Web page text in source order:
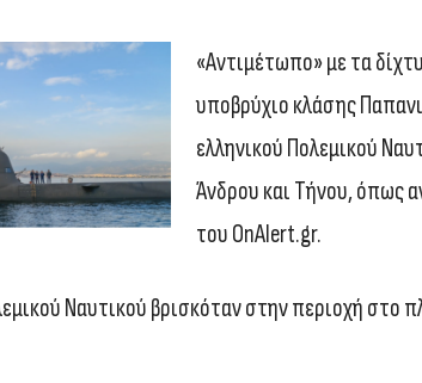
«Αντιμέτωπο» με τα
υποβρύχιο κλάσης
ελληνικού Πολεμικού
Άνδρου και Τήνου, όπως
του OnAlert.gr.
Ναυτικού βρισκόταν στην περιοχή στο